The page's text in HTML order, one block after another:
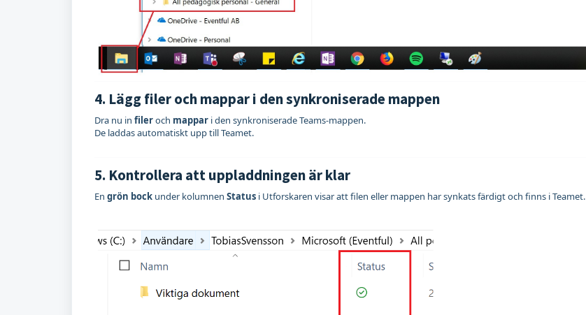
4. Lägg filer och mappar i den synkroniserade mappen
Dra nu in fileroch mappar i den synkroniserade Teams‑mappen.
De laddas automatiskt upp till Teamet.
5. Kontrollera att uppladdningen är klar
En grön bock under kolumnen Status i Utforskaren visar att filen eller mappen har synkats färdigt och finns i Teamet.